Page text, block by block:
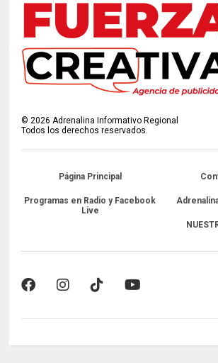
©2026 Adrenalina Informativo Regional
Todos los derechos reservados.
Página Principal
Programas en Radio y Facebook
Live